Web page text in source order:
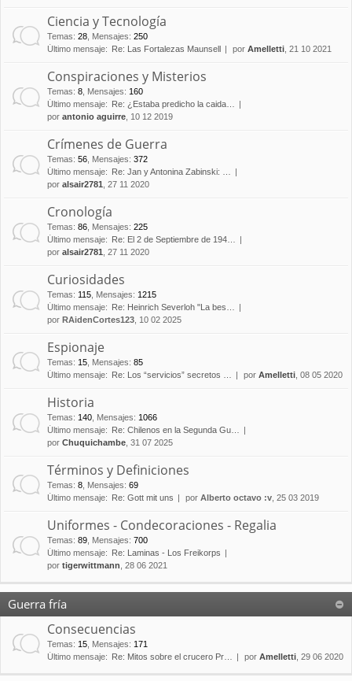
Ciencia y Tecnología
Temas: 28 Mensajes: 250
Último mensaje:
Re: Las Fortalezas Maunsell por Amelletti , 21 10 2021
Conspiraciones y Misterios
Temas: 8 Mensajes: 160
Último mensaje:
Re: ¿Estaba predicho la caida…
por antonio aguirre , 10 12 2019
Crímenes de Guerra
Temas: 56 Mensajes: 372
Último mensaje:
Re: Jan y Antonina Zabinski: …
por alsair2781 , 27 11 2020
Cronología
Temas: 86 Mensajes: 225
Último mensaje:
Re: El 2 de Septiembre de 194…
por alsair2781 , 27 11 2020
Curiosidades
Temas: 115 Mensajes: 1215
Último mensaje:
Re: Heinrich Severloh "La bes…
por RAidenCortes123 , 10 02 2025
Espionaje
Temas: 15 Mensajes: 85
Último mensaje:
Re: Los “servicios” secretos … por Amelletti , 08 05 2020
Historia
Temas: 140 Mensajes: 1066
Último mensaje:
Re: Chilenos en la Segunda Gu…
por Chuquichambe , 31 07 2025
Términos y Definiciones
Temas: 8 Mensajes: 69
Último mensaje:
Re: Gott mit uns por Alberto octavo :v , 25 03 2019
Uniformes - Condecoraciones - Regalia
Temas: 89 Mensajes: 700
Último mensaje:
Re: Laminas - Los Freikorps
por tigerwittmann , 28 06 2021
Guerra fría
Consecuencias
Temas: 15 Mensajes: 171
Último mensaje:
Re: Mitos sobre el crucero Pr… por Amelletti , 29 06 2020